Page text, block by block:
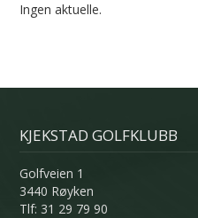
Ingen aktuelle.
KJEKSTAD GOLFKLUBB
Golfveien 1
3440 Røyken
Tlf: 31 29 79 90